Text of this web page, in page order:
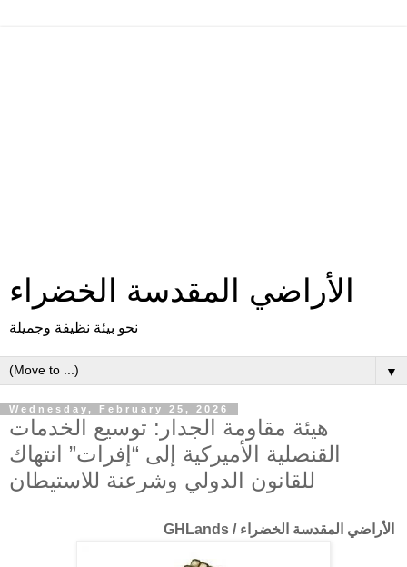
الأراضي المقدسة الخضراء
نحو بيئة نظيفة وجميلة
▼
Wednesday, February 25, 2026
هيئة مقاومة الجدار: توسيع الخدمات
القنصلية الأميركية إلى “إفرات” انتهاك
للقانون الدولي وشرعنة للاستيطان
الأراضي المقدسة الخضراء / GHLands